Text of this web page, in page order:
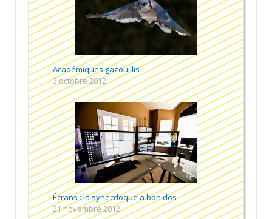
Académiques gazouillis
3 octobre 2012
Écrans : la synecdoque a bon dos
21 novembre 2012